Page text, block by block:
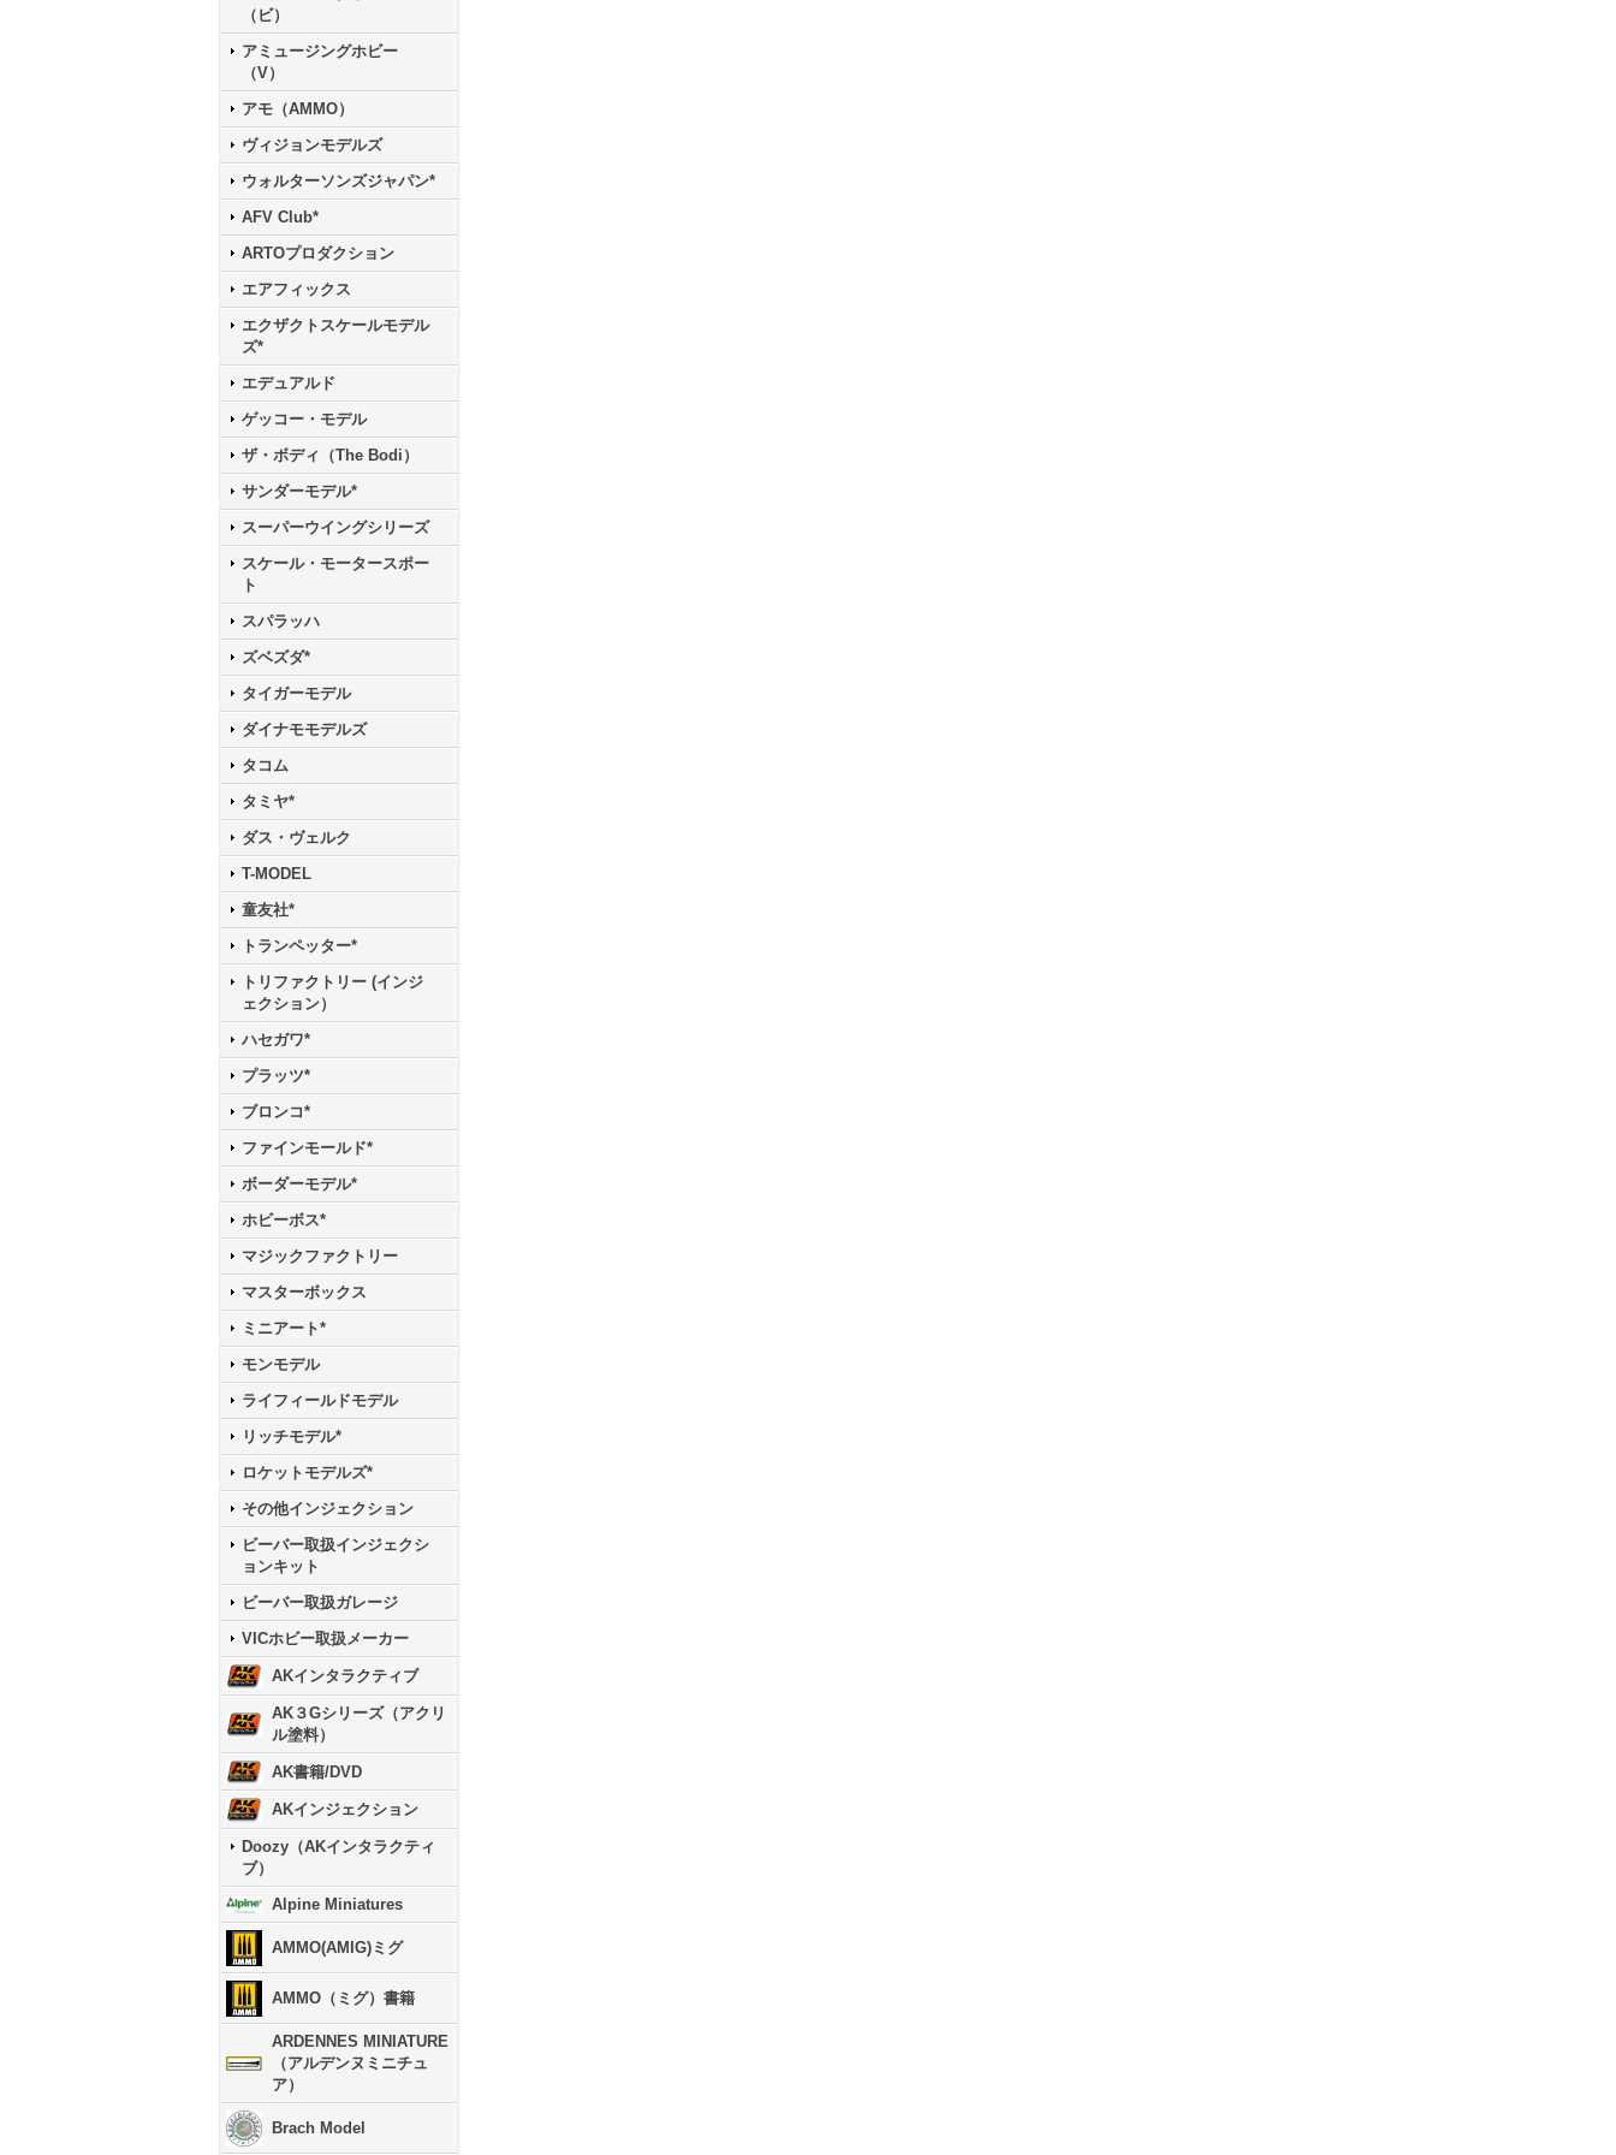
（ビ）
アミュージングホビー
（V）
アモ（AMMO）
ヴィジョンモデルズ
ウォルターソンズジャパン*
AFV Club*
ARTOプロダクション
エアフィックス
エクザクトスケールモデル
ズ*
エデュアルド
ゲッコー・モデル
ザ・ボディ（The Bodi）
サンダーモデル*
スーパーウイングシリーズ
スケール・モータースポー
ト
スパラッハ
ズベズダ*
タイガーモデル
ダイナモモデルズ
タコム
タミヤ*
ダス・ヴェルク
T-MODEL
童友社*
トランペッター*
トリファクトリー (インジ
ェクション）
ハセガワ*
プラッツ*
ブロンコ*
ファインモールド*
ボーダーモデル*
ホビーボス*
マジックファクトリー
マスターボックス
ミニアート*
モンモデル
ライフィールドモデル
リッチモデル*
ロケットモデルズ*
その他インジェクション
ビーバー取扱インジェクシ
ョンキット
ビーバー取扱ガレージ
VICホビー取扱メーカー
AKインタラクティブ
AK３Gシリーズ（アクリ
ル塗料）
AK書籍/DVD
AKインジェクション
Doozy（AKインタラクティ
ブ）
Alpine Miniatures
AMMO(AMIG)ミグ
AMMO（ミグ）書籍
ARDENNES MINIATURE
（アルデンヌミニチュ
ア）
Brach Model